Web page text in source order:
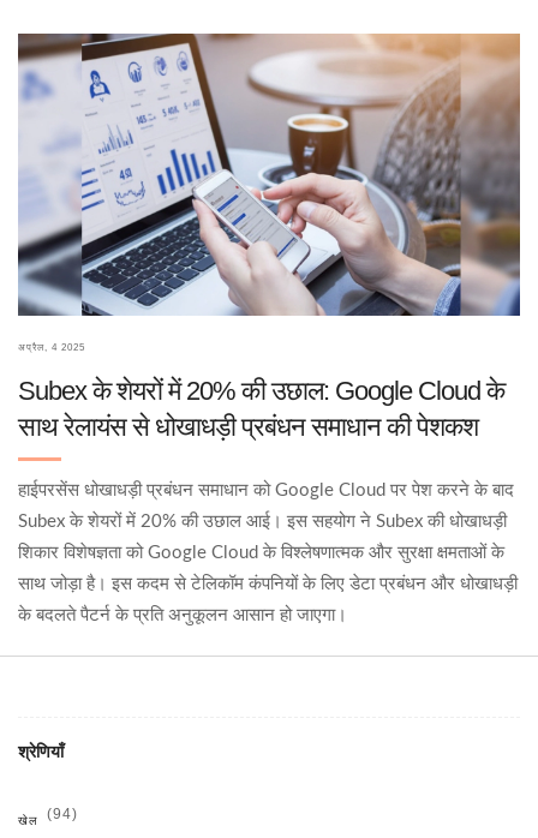
अप्रैल, 4 2025
Subex के शेयरों में 20% की उछाल: Google Cloud के
साथ रेलायंस से धोखाधड़ी प्रबंधन समाधान की पेशकश
हाईपरसेंस धोखाधड़ी प्रबंधन समाधान को Google Cloud पर पेश करने के बाद
Subex के शेयरों में 20% की उछाल आई। इस सहयोग ने Subex की धोखाधड़ी
शिकार विशेषज्ञता को Google Cloud के विश्लेषणात्मक और सुरक्षा क्षमताओं के
साथ जोड़ा है। इस कदम से टेलिकॉम कंपनियों के लिए डेटा प्रबंधन और धोखाधड़ी
के बदलते पैटर्न के प्रति अनुकूलन आसान हो जाएगा।
श्रेणियाँ
खेल (94)